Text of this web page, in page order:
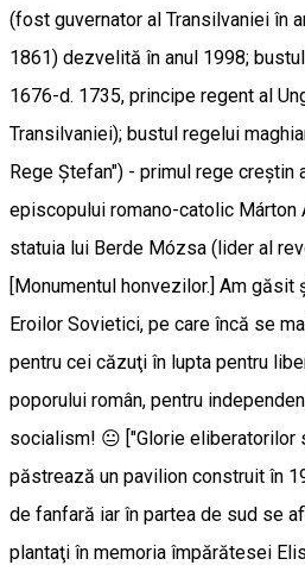
(fost guvernator al Transilvaniei în
1861) dezvelită în anul 1998;
1676-d. 1735, principe regent al
Transilvaniei); bustul regelui
Rege Ştefan") - primul rege creştin
episcopului romano-catolic Márton
statuia lui Berde Mózsa (lider al
[Monumentul honvezilor.] Am găsit
Eroilor Sovietici, pe care încă se
pentru cei căzuţi în lupta pentru
poporului român, pentru
socialism! 😐 ["Glorie eliberatorilor
păstrează un pavilion construit în
de fanfară iar în partea de sud se
plantaţi în memoria împărătesei